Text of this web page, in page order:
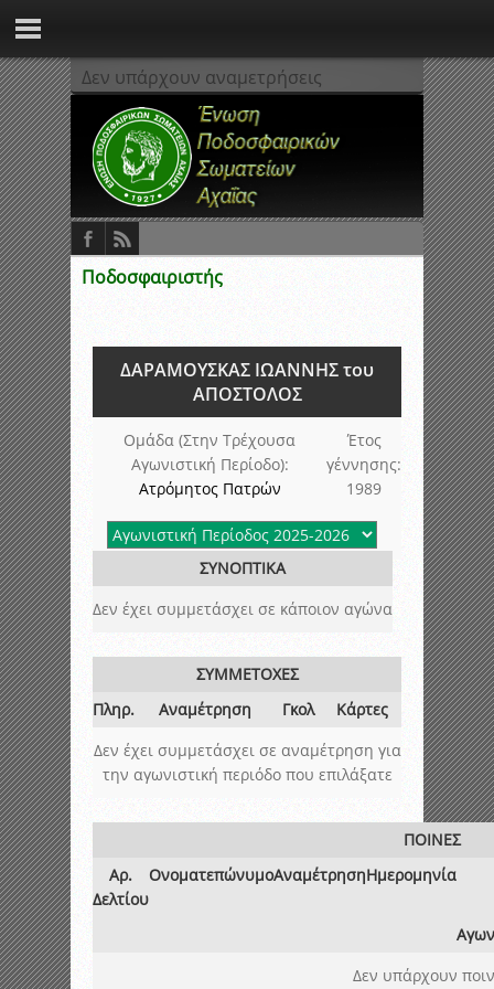
Δεν υπάρχουν αναμετρήσεις
Ποδοσφαιριστής
ΔΑΡΑΜΟΥΣΚΑΣ ΙΩΑΝΝΗΣ του
ΑΠΟΣΤΟΛΟΣ
Ομάδα (Στην Τρέχουσα
Αγωνιστική Περίοδο):
Ατρόμητος Πατρών
Έτος
γέννησης:
1989
ΣΥΝΟΠΤΙΚΑ
Δεν έχει συμμετάσχει σε κάποιον αγώνα
ΣΥΜΜΕΤΟΧΕΣ
Πληρ.
Αναμέτρηση Γκολ
Κάρτες
Δεν έχει συμμετάσχει σε αναμέτρηση για
την αγωνιστική περιόδο που επιλάξατε
ΠΟΙΝΕΣ
Αρ.
Δελτίου
ΟνοματεπώνυμοΑναμέτρησηΗμερομηνία
Δεν υπάρχουν